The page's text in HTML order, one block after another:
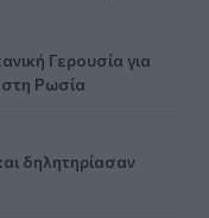
Γερουσία για
Ρωσία
δηλητηρίασαν